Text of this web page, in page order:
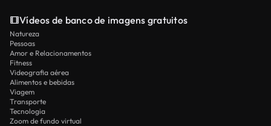
Vídeos de banco de imagens gratuitos
Natureza
Pessoas
Amor e Relacionamentos
Fitness
Videografia aérea
Alimentos e bebidas
Viagem
Transporte
Tecnologia
Zoom de fundo virtual